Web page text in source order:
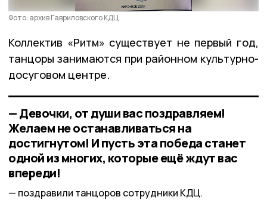
Фото: архив Гавриловского КДЦ
Коллектив «Ритм» существует не первый год,
танцоры занимаются при районном культурно-
досуговом центре.
— Девочки, от души вас поздравляем!
Желаем не останавливаться на
достигнутом! И пусть эта победа станет
одной из многих, которые ещё ждут вас
впереди!
поздравили танцоров сотрудники КДЦ.